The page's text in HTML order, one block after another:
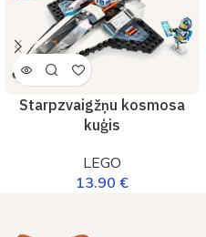
Starpzvaigžņu kosmosa
kuģis
LEGO
13.90 €